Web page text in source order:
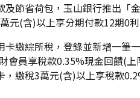
節省荷包，玉山銀行推出
元(含)以上享分期付款12期0
繳綜所稅，登錄並新增一
會員享稅款0.35%現金回饋(
繳稅3萬元(含)以上享稅款